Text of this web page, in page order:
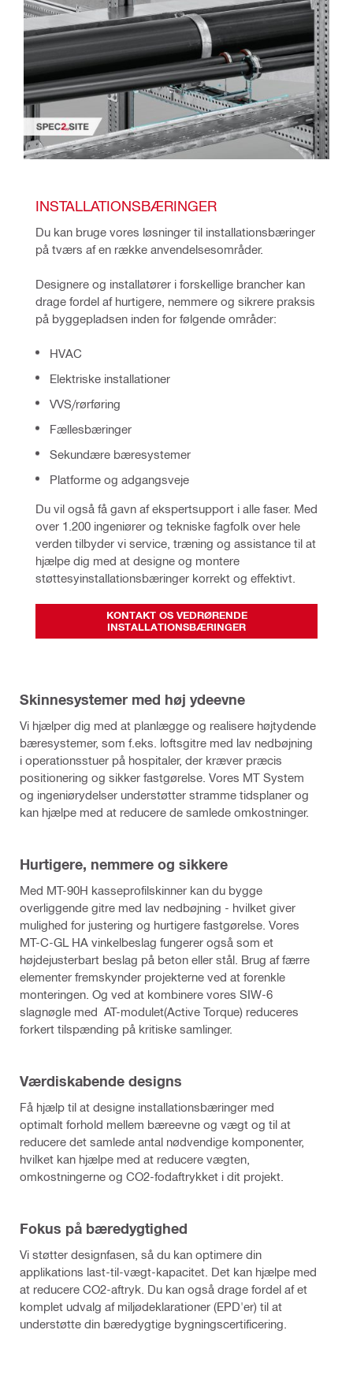
INSTALLATIONSBÆRINGER
Du kan bruge vores løsninger til installationsbæringer
på tværs af en række anvendelsesområder.
Designere og installatører i forskellige brancher kan
drage fordel af hurtigere, nemmere og sikrere praksis
på byggepladsen inden for følgende områder:
HVAC
Elektriske installationer
VVS/rørføring
Fællesbæringer
Sekundære bæresystemer
Platforme og adgangsveje
Du vil også få gavn af ekspertsupport i alle faser. Med
over 1.200 ingeniører og tekniske fagfolk over hele
verden tilbyder vi service, træning og assistance til at
hjælpe dig med at designe og montere
støttesyinstallationsbæringer korrekt og effektivt.
KONTAKT OS VEDRØRENDE
INSTALLATIONSBÆRINGER
Skinnesystemer med høj ydeevne
Vi hjælper dig med at planlægge og realisere højtydende
bæresystemer, som f.eks. loftsgitre med lav nedbøjning
i operationsstuer på hospitaler, der kræver præcis
positionering og sikker fastgørelse. Vores MT System
og ingeniørydelser understøtter stramme tidsplaner og
kan hjælpe med at reducere de samlede omkostninger.
Hurtigere, nemmere og sikkere
Med MT-90H kasseprofilskinner kan du bygge
overliggende gitre med lav nedbøjning - hvilket giver
mulighed for justering og hurtigere fastgørelse. Vores
MT-C-GL HA vinkelbeslag fungerer også som et
højdejusterbart beslag på beton eller stål. Brug af færre
elementer fremskynder projekterne ved at forenkle
monteringen. Og ved at kombinere vores SIW-6
slagnøgle med AT-modulet(Active Torque) reduceres
forkert tilspænding på kritiske samlinger.
Værdiskabende designs
Få hjælp til at designe installationsbæringer med
optimalt forhold mellem bæreevne og vægt og til at
reducere det samlede antal nødvendige komponenter,
hvilket kan hjælpe med at reducere vægten,
omkostningerne og CO2-fodaftrykket i dit projekt.
Fokus på bæredygtighed
Vi støtter designfasen, så du kan optimere din
applikations last-til-vægt-kapacitet. Det kan hjælpe med
at reducere CO2-aftryk. Du kan også drage fordel af et
komplet udvalg af miljødeklarationer (EPD'er) til at
understøtte din bæredygtige bygningscertificering.